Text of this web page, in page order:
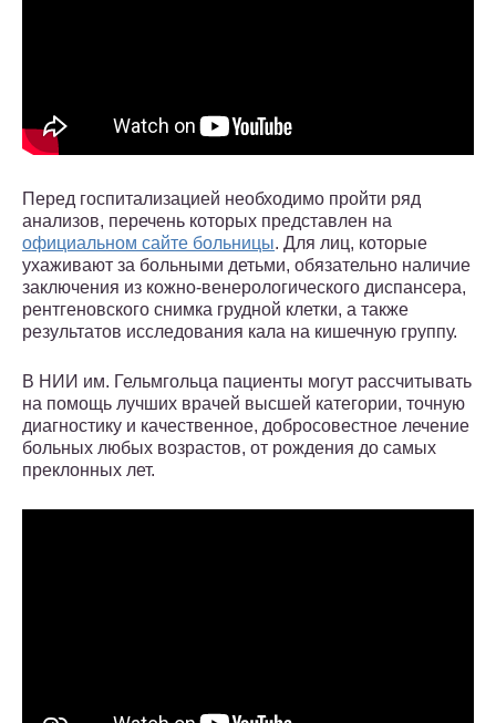
Перед госпитализацией необходимо пройти ряд
анализов, перечень которых представлен на
официальном сайте больницы. Для лиц, которые
ухаживают за больными детьми, обязательно наличие
заключения из кожно-венерологического диспансера,
рентгеновского снимка грудной клетки, а также
результатов исследования кала на кишечную группу.
В НИИ им. Гельмгольца пациенты могут рассчитывать
на помощь лучших врачей высшей категории, точную
диагностику и качественное, добросовестное лечение
больных любых возрастов, от рождения до самых
преклонных лет.